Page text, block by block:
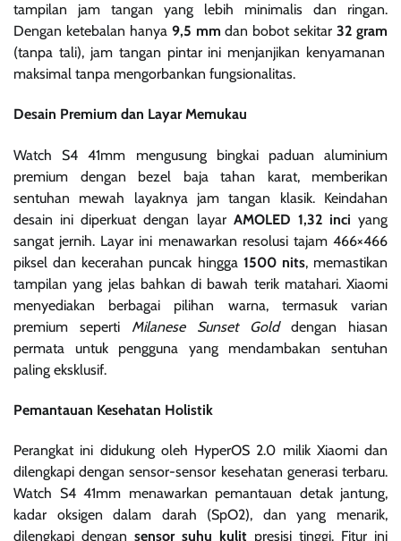
tampilan jam tangan yang lebih minimalis dan ringan.
Dengan ketebalan hanya 9,5 mm dan bobot sekitar32 gram
(tanpa tali), jam tangan pintar ini menjanjikan kenyamanan
maksimal tanpa mengorbankan fungsionalitas.
Desain Premium dan Layar Memukau
Watch S4 41mm mengusung bingkai paduan aluminium
premium dengan bezel baja tahan karat, memberikan
sentuhan mewah layaknya jam tangan klasik. Keindahan
desain ini diperkuat dengan layar AMOLED 1,32 inci yang
sangat jernih. Layar ini menawarkan resolusi tajam 466×466
piksel dan kecerahan puncak hingga 1500 nits, memastikan
tampilan yang jelas bahkan di bawah terik matahari. Xiaomi
menyediakan berbagai pilihan warna, termasuk varian
premium seperti Milanese Sunset Golddengan hiasan
permata untuk pengguna yang mendambakan sentuhan
paling eksklusif.
Pemantauan Kesehatan Holistik
Perangkat ini didukung oleh HyperOS 2.0 milik Xiaomi dan
dilengkapi dengan sensor-sensor kesehatan generasi terbaru.
Watch S4 41mm menawarkan pemantauan detak jantung,
kadar oksigen dalam darah (SpO2), dan yang menarik,
dilengkapi dengan sensor suhu kulit presisi tinggi. Fitur ini